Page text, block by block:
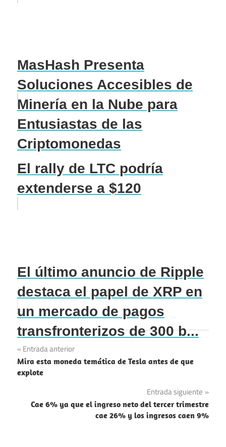
MasHash Presenta
Soluciones Accesibles de
Minería en la Nube para
Entusiastas de las
Criptomonedas
El rally de LTC podría
extenderse a $120
El último anuncio de Ripple
destaca el papel de XRP en
un mercado de pagos
transfronterizos de 300 b...
Navegación
de
Entrada anterior
Mira esta moneda temática de Tesla antes de que
explote
Entrada siguiente
Cae 6% ya que el ingreso neto del tercer trimestre
cae 26% y los ingresos caen 9%